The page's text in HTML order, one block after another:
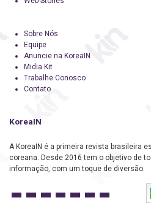
Sobre Nós
Equipe
Anuncie na KoreaIN
Midia Kit
Trabalhe Conosco
Contato
KoreaIN
A KoreaIN é a primeira revista brasileira
coreana. Desde 2016 tem o objetivo de
informação, com um toque de diversão.